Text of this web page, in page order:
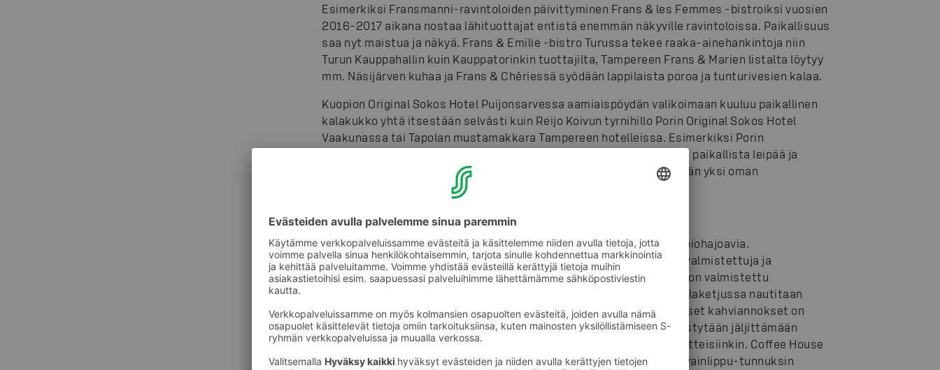
Esimerkiksi Fransmanni-ravintoloiden päivittyminen Frans & les Femmes -bistroiksi vuosien
2016-2017 aikana nostaa lähituottajat entistä enemmän näkyville ravintoloissa. Paikallisuus
saa nyt maistua ja näkyä. Frans & Emilie -bistro Turussa tekee raaka-ainehankintoja niin
Turun Kauppahallin kuin Kauppatorinkin tuottajilta, Tampereen Frans & Marien listalta löytyy
mm. Näsijärven kuhaa ja Frans & Chériessä syödään lappilaista poroa ja tunturivesien kalaa.
Kuopion Original Sokos Hotel Puijonsarvessa aamiaispöydän valikoimaan kuuluu paikallinen
kalakukko yhtä itsestään selvästi kuin Reijo Koivun tyrnihillo Porin Original Sokos Hotel
Vaakunassa tai Tapolan mustamakkara Tampereen hotelleissa. Esimerkiksi Porin
Vaakunassa ostetaan tyrnihilloa, ohrakryynejä, ryynimakkaraa sekä paikallista leipää ja
maitoa lähes 40 000 eurolla vuosittain. Pelkästään tällä työllistetään yksi oman
talousalueen työntekijä vuodessa.
Coffee House tarjoilee vastuullisen palveluketjun
Coffee House -kahviloiden kertakäyttöiset take away -mukit ovat biohajoavia.
Kestokäyttöön kahviloissa myydään maatuvasta maissimassasta valmistettuja ja
konepestäviä take away -mukeja. Mukaan otettavat salaattirasiat on valmistettu
sokeriruo'on käsittelystä ylijäävästä aineksesta, bagassista. Kahvilaketjussa nautitaan
vuosittain yli 800 000 erikoiskahviannosta. Kaikki espresso-pohjaiset kahviannokset on
valmistettu UTZ-sertifioidusta kahvista, ja kahvipavun alkuperä pystytään jäljittämään
tuotantotilalle saakka. Vastuullisuus ulottuu henkilökunnan työvaatteisiinkin. Coffee House
-kahviloissa ne ovat E. Laihon tehtaalla, Lohjalla valmistettuja ja Avainlippu-tunnuksin